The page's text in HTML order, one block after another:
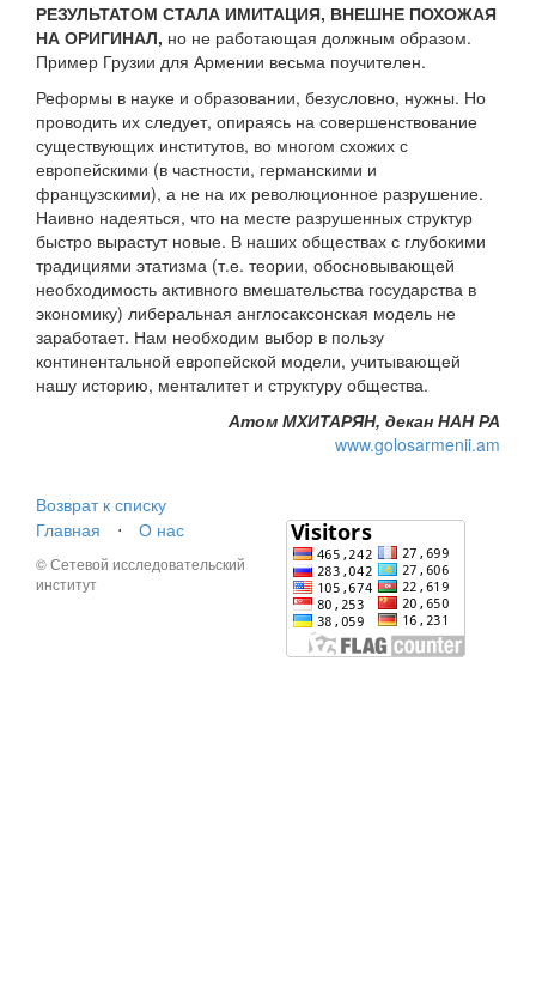
РЕЗУЛЬТАТОМ СТАЛА ИМИТАЦИЯ, ВНЕШНЕ ПОХОЖАЯ
НА ОРИГИНАЛ, но не работающая должным образом.
Пример Грузии для Армении весьма поучителен.
Реформы в науке и образовании, безусловно, нужны. Но
проводить их следует, опираясь на совершенствование
существующих институтов, во многом схожих с
европейскими (в частности, германскими и
французскими), а не на их революционное разрушение.
Наивно надеяться, что на месте разрушенных структур
быстро вырастут новые. В наших обществах с глубокими
традициями этатизма (т.е. теории, обосновывающей
необходимость активного вмешательства государства в
экономику) либеральная англосаксонская модель не
заработает. Нам необходим выбор в пользу
континентальной европейской модели, учитывающей
нашу историю, менталитет и структуру общества.
Атом МХИТАРЯН, декан НАН РА
www.golosarmenii.am
Возврат к списку
Главная
⋅ О нас
© Сетевой исследовательский
институт